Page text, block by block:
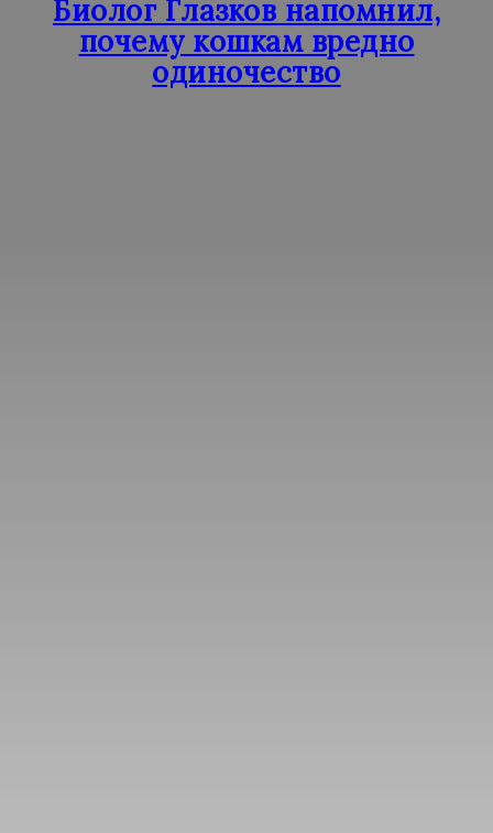
Биолог Глазков напомнил,
почему кошкам вредно
одиночество